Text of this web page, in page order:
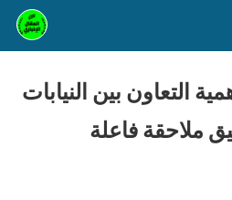
التعاون بين النيابات
ملاحقة فاعلة